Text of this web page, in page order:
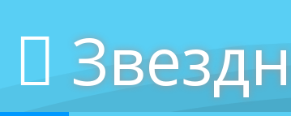
content